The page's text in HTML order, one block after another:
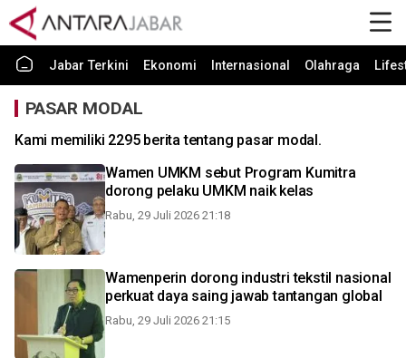
Jabar Terkini Ekonomi Internasional Olahraga
PASAR MODAL
Kami memiliki 2295 berita tentang pasar modal.
Wamen UMKM sebut Program Kumitra
dorong pelaku UMKM naik kelas
Rabu, 29 Juli 2026 21:18
Wamenperin dorong industri tekstil nasional
perkuat daya saing jawab tantangan global
Rabu, 29 Juli 2026 21:15